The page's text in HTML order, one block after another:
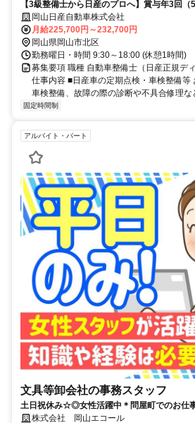
【3級整備士から日産のプロへ】賞与年3回
転など最先端技術に触れる環境
岡山日産自動車株式会社
月給225,700円～232,700円
岡山県岡山市北区
勤務曜日・時間 9:30～18:00 (休憩1時間)
募集要項 職種 自動車整備士（日産正規デ
仕事内容 ■日産車の定期点検・車検整備等
車検整備、故障の際の診断や不具合修理な
固定時間制
アルバイト・パート
文具等卸会社の事務スタッフ
土日祝休み☆◎女性活躍中＊問屋町でのお仕
株式会社 岡山エコール